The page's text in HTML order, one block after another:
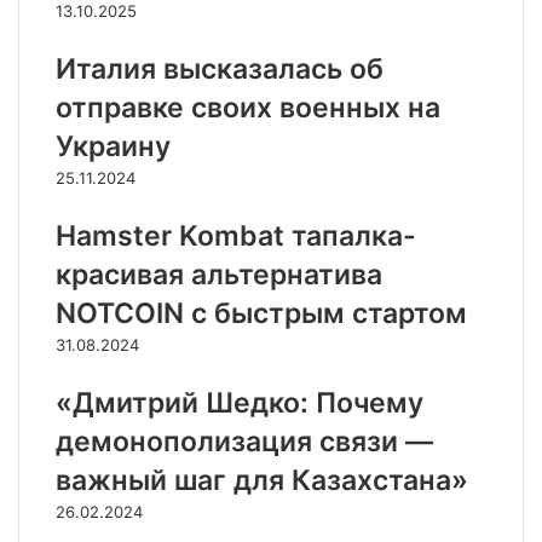
13.10.2025
Италия высказалась об
отправке своих военных на
Украину
25.11.2024
Hamster Kombat тапалка-
красивая альтернатива
NOTCOIN с быстрым стартом
31.08.2024
«Дмитрий Шедко: Почему
демонополизация связи —
важный шаг для Казахстана»
26.02.2024